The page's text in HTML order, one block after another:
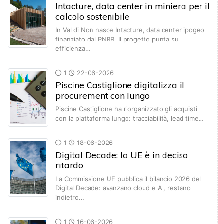
Intacture, data center in miniera per il
calcolo sostenibile
In Val di Non nasce Intacture, data center ipogeo
finanziato dal PNRR. Il progetto punta su
efficienza…
1 22-06-2026
Piscine Castiglione digitalizza il
procurement con Iungo
Piscine Castiglione ha riorganizzato gli acquisti
con la piattaforma Iungo: tracciabilità, lead time…
1 18-06-2026
Digital Decade: la UE è in deciso
ritardo
La Commissione UE pubblica il bilancio 2026 del
Digital Decade: avanzano cloud e AI, restano
indietro…
1 16-06-2026